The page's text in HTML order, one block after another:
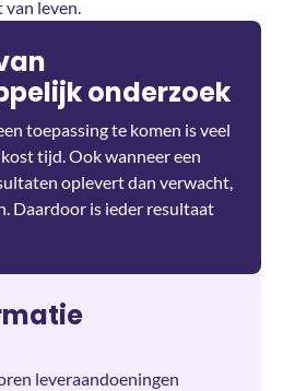
leven.
onderzoek
toepassing te komen is veel
tijd. Ook wanneer een
oplevert dan verwacht,
Daardoor is ieder resultaat
leveraandoeningen